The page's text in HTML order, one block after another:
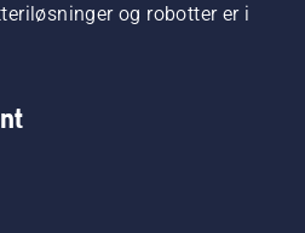
og robotter er i